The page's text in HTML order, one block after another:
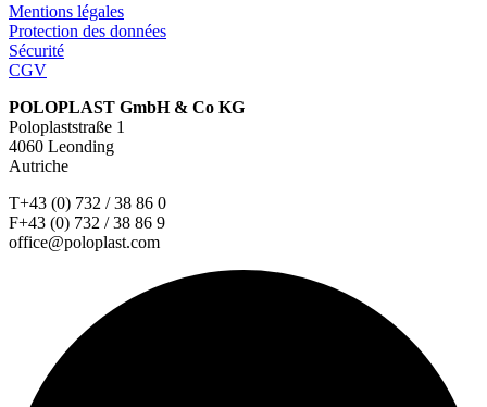
Mentions légales
Protection des données
Sécurité
CGV
POLOPLAST GmbH & Co KG
Poloplaststraße 1
4060 Leonding
Autriche
T+43 (0) 732 / 38 86 0
F+43 (0) 732 / 38 86 9
office@poloplast.com